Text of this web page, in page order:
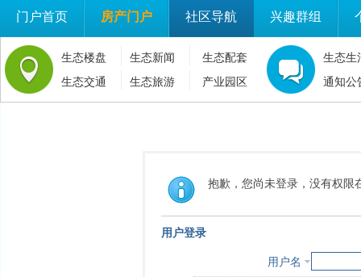
门户首页 房产门户 社区导航 兴趣群组
生态楼盘 生态新闻
生态配套
生态交通
生态旅游 产业园区
生态生
通知公
抱歉，您尚未登录，没有权限
用户登录
用户名